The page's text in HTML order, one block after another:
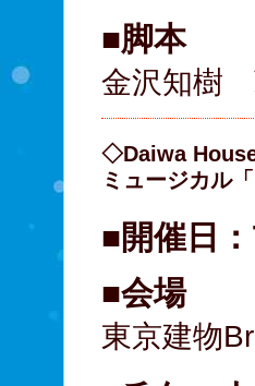
■脚本
金沢知樹
◇Daiwa
ミュージカル
■開催日
■会場
東京建物